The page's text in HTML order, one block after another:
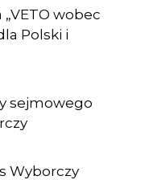
„VETO wobec
Polski i
sejmowego
Wyborczy